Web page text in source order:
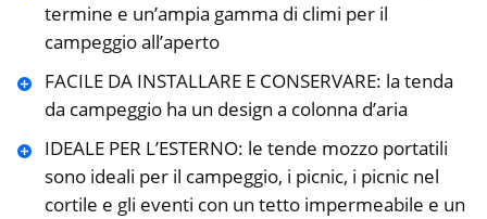
termine e un’ampia gamma di climi per il
campeggio all’aperto
FACILE DA INSTALLARE E CONSERVARE: la tenda
da campeggio ha un design a colonna d’aria
IDEALE PER L’ESTERNO: le tende mozzo portatili
sono ideali per il campeggio, i picnic, i picnic nel
cortile e gli eventi con un tetto impermeabile e un